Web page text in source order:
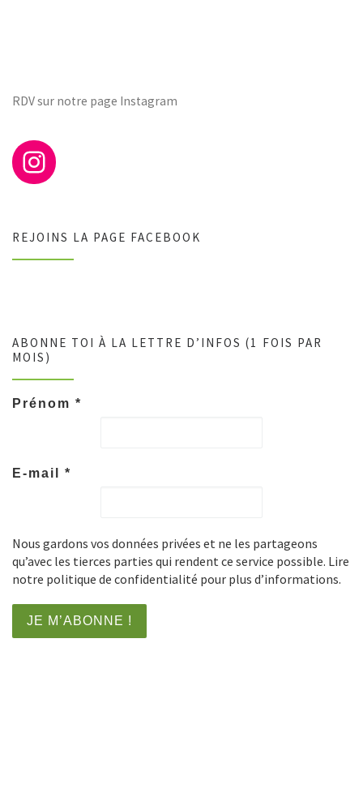
RDV sur notre page Instagram
REJOINS LA PAGE FACEBOOK
ABONNE TOI À LA LETTRE D’INFOS (1 FOIS PAR
MOIS)
Prénom *
E-mail *
Nous gardons vos données privées et ne les partageons
qu’avec les tierces parties qui rendent ce service possible. Lire
notre politique de confidentialité pour plus d’informations.